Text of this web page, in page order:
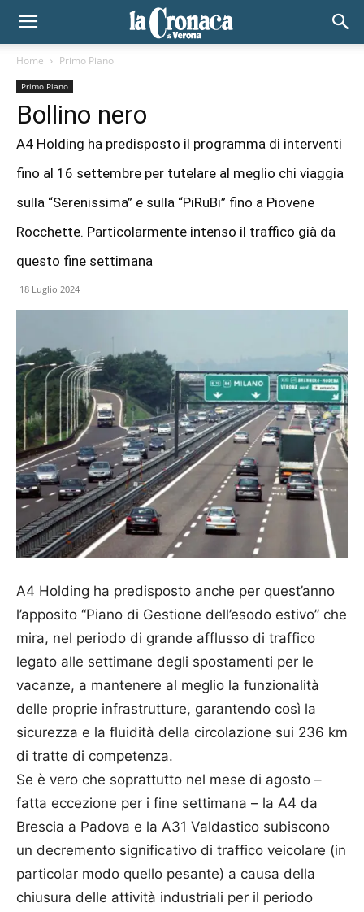
Home Primo Piano
Primo Piano
Bollino nero
A4 Holding ha predisposto il programma di interventi
fino al 16 settembre per tutelare al meglio chi viaggia
sulla “Serenissima” e sulla “PiRuBi” fino a Piovene
Rocchette. Particolarmente intenso il traffico già da
questo fine settimana
18 Luglio 2024
A4 Holding ha predisposto anche per quest’anno
l’apposito “Piano di Gestione dell’esodo estivo” che
mira, nel periodo di grande afflusso di traffico
legato alle settimane degli spostamenti per le
vacanze, a mantenere al meglio la funzionalità
delle proprie infrastrutture, garantendo così la
sicurezza e la fluidità della circolazione sui 236 km
di tratte di competenza.
Se è vero che soprattutto nel mese di agosto –
fatta eccezione per i fine settimana – la A4 da
Brescia a Padova e la A31 Valdastico subiscono
un decremento significativo di traffico veicolare (in
particolar modo quello pesante) a causa della
chiusura delle attività industriali per il periodo